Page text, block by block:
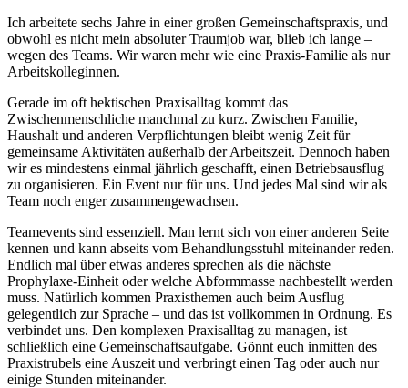
Ich arbeitete sechs Jahre in einer großen Gemeinschaftspraxis, und
obwohl es nicht mein absoluter Traumjob war, blieb ich lange –
wegen des Teams. Wir waren mehr wie eine Praxis-Familie als nur
Arbeitskolleginnen.
Gerade im oft hektischen Praxisalltag kommt das
Zwischenmenschliche manchmal zu kurz. Zwischen Familie,
Haushalt und anderen Verpflichtungen bleibt wenig Zeit für
gemeinsame Aktivitäten außerhalb der Arbeitszeit. Dennoch haben
wir es mindestens einmal jährlich geschafft, einen Betriebsausflug
zu organisieren. Ein Event nur für uns. Und jedes Mal sind wir als
Team noch enger zusammengewachsen.
Teamevents sind essenziell. Man lernt sich von einer anderen Seite
kennen und kann abseits vom Behandlungsstuhl miteinander reden.
Endlich mal über etwas anderes sprechen als die nächste
Prophylaxe-Einheit oder welche Abformmasse nachbestellt werden
muss. Natürlich kommen Praxisthemen auch beim Ausflug
gelegentlich zur Sprache – und das ist vollkommen in Ordnung. Es
verbindet uns. Den komplexen Praxisalltag zu managen, ist
schließlich eine Gemeinschaftsaufgabe. Gönnt euch inmitten des
Praxistrubels eine Auszeit und verbringt einen Tag oder auch nur
einige Stunden miteinander.